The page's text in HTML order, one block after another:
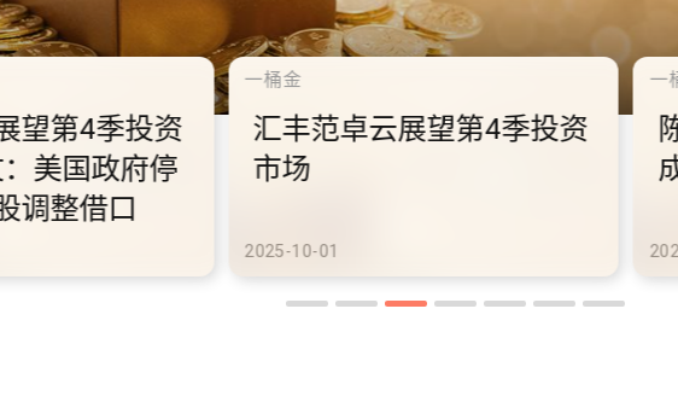
国庆假期连中
少内地旅客到
千禧年代
10.2.2 2028年底前当局提
供额外3000支高速充电桩
车充电站
2025-10-02